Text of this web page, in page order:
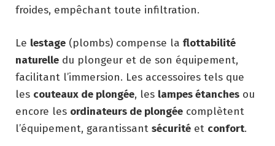
froides, empêchant toute infiltration.
Le lestage (plombs) compense la flottabilité
naturelle du plongeur et de son équipement,
facilitant l’immersion. Les accessoires tels que
les couteaux de plongée, les lampes étanches ou
encore les ordinateurs de plongée complètent
l’équipement, garantissant sécurité et confort.